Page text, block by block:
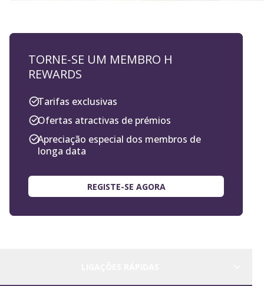
TORNE-SE UM MEMBRO H
REWARDS
Tarifas exclusivas
Ofertas atractivas de prémios
Apreciação especial dos membros de
longa data
REGISTE-SE AGORA